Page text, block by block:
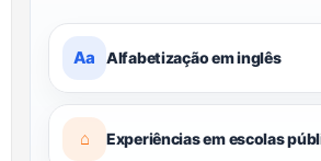
Aa Alfabetização em inglês
⌂ Experiências em escolas